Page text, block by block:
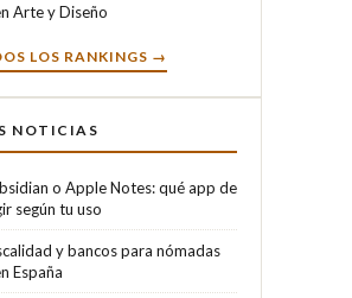
Arte y Diseño
LOS RANKINGS →
NOTICIAS
o Apple Notes: qué app de
según tu uso
y bancos para nómadas
España